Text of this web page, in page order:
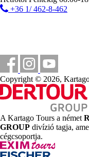
homokos-
napozóágyak
Ingyenes
animációs
strandröplabda
fitnesz
kosárlabda
melegfürdő
Sportolási
biliárd
mini golf
masszázsok
teniszpálya
Asztali tenisz
+36 1/ 462-8-462
Copyright © 2026,
A Kartago Tours a német
GROUP divízió tagja,
cégcsoportja.